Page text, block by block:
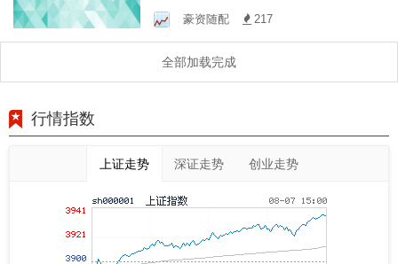
如何把握？
豪资随配 217
全部加载完成
行情指数
上证走势 深证走势 创业走势